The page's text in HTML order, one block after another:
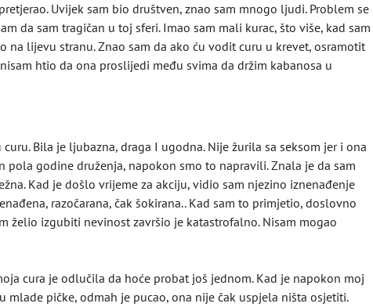
Uvijek sam bio društven, znao sam mnogo ljudi. Problem se
da sam tragičan u toj sferi. Imao sam mali kurac, što više, kad sam
na lijevu stranu. Znao sam da ako ću vodit curu u krevet, osramotit
htio da ona proslijedi među svima da držim kabanosa u
Bila je ljubazna, draga I ugodna. Nije žurila sa seksom jer i ona
pola godine druženja, napokon smo to napravili. Znala je da sam
Kad je došlo vrijeme za akciju, vidio sam njezino iznenađenje
razočarana, čak šokirana.. Kad sam to primjetio, doslovno
želio izgubiti nevinost završio je katastrofalno. Nisam mogao
cura je odlučila da hoće probat još jednom. Kad je napokon moj
pičke, odmah je pucao, ona nije čak uspjela ništa osjetiti.